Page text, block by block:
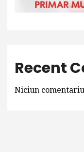
Recent
Niciun